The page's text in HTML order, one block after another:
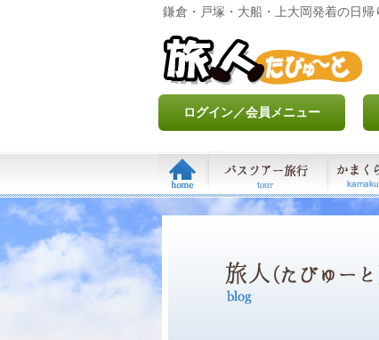
鎌倉・戸塚・大船・上大岡発着の日
ログイン／会員メニュー